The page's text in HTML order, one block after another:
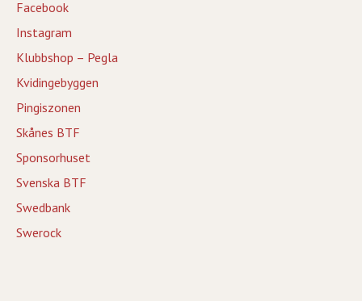
Facebook
Instagram
Klubbshop – Pegla
Kvidingebyggen
Pingiszonen
Skånes BTF
Sponsorhuset
Svenska BTF
Swedbank
Swerock